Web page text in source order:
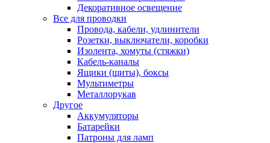
Декоративное освещение
Все для проводки
Провода, кабели, удлинители
Розетки, выключатели, коробки
Изолента, хомуты (стяжки)
Кабель-каналы
Ящики (щиты), боксы
Мультиметры
Металлорукав
Другое
Аккумуляторы
Батарейки
Патроны для ламп